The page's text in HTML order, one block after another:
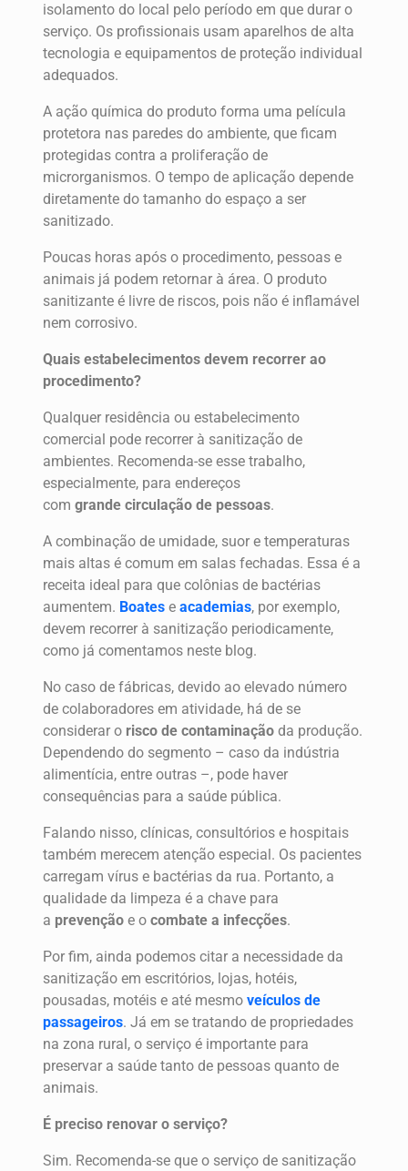
isolamento do local pelo período em que durar o
serviço. Os profissionais usam aparelhos de alta
tecnologia e equipamentos de proteção individual
adequados.
A ação química do produto forma uma película
protetora nas paredes do ambiente, que ficam
protegidas contra a proliferação de
microrganismos. O tempo de aplicação depende
diretamente do tamanho do espaço a ser
sanitizado.
Poucas horas após o procedimento, pessoas e
animais já podem retornar à área. O produto
sanitizante é livre de riscos, pois não é inflamável
nem corrosivo.
Quais estabelecimentos devem recorrer ao
procedimento?
Qualquer residência ou estabelecimento
comercial pode recorrer à sanitização de
ambientes. Recomenda-se esse trabalho,
especialmente, para endereços
com grande circulação de pessoas.
A combinação de umidade, suor e temperaturas
mais altas é comum em salas fechadas. Essa é a
receita ideal para que colônias de bactérias
aumentem. Boatese academias, por exemplo,
devem recorrer à sanitização periodicamente,
como já comentamos neste blog.
No caso de fábricas, devido ao elevado número
de colaboradores em atividade, há de se
considerar o risco de contaminaçãoda produção.
Dependendo do segmento – caso da indústria
alimentícia, entre outras –, pode haver
consequências para a saúde pública.
Falando nisso, clínicas, consultórios e hospitais
também merecem atenção especial. Os pacientes
carregam vírus e bactérias da rua. Portanto, a
qualidade da limpeza é a chave para
a prevençãoe o combate a infecções.
Por fim, ainda podemos citar a necessidade da
sanitização em escritórios, lojas, hotéis,
pousadas, motéis e até mesmo veículos de
passageiros. Já em se tratando de propriedades
na zona rural, o serviço é importante para
preservar a saúde tanto de pessoas quanto de
animais.
É preciso renovar o serviço?
Sim. Recomenda-se que o serviço de sanitização